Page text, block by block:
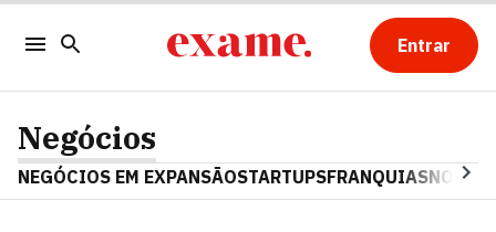
Entrar
Negócios
NEGÓCIOS EM EXPANSÃOSTARTUPSFRANQUIAS